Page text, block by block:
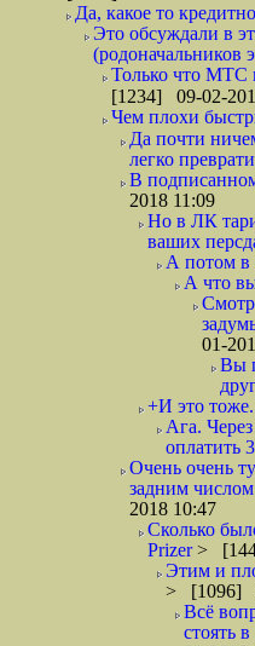
Да, какое то
Это обсуждали в
(родоначальников
Только что МТС
[1234] 09-02-
Чем плохи
Да почти
легко
В
2018 11:09
Но в ЛК
ваших
А потом в
А что
01-
Вы
+И это
Ага.
оплатить
Очень очень
задним
2018 10:47
Сколько
Prizer>
Этим и
> [1096]
Всё
стоять